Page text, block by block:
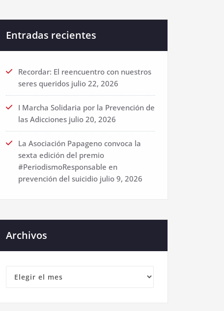
Entradas recientes
Recordar: El reencuentro con nuestros
seres queridos julio 22, 2026
I Marcha Solidaria por la Prevención de
las Adicciones julio 20, 2026
La Asociación Papageno convoca la
sexta edición del premio
#PeriodismoResponsable en
prevención del suicidio julio 9, 2026
Archivos